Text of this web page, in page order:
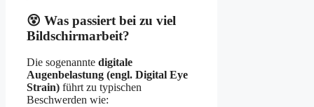
😵 Was passiert bei zu viel
Bildschirmarbeit?
Die sogenannte digitale
Augenbelastung (engl. Digital Eye
Strain) führt zu typischen
Beschwerden wie: